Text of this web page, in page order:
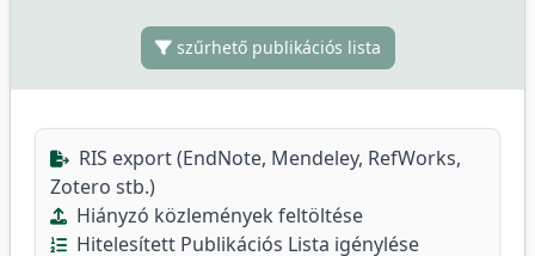
szűrhető publikációs lista
RIS export (EndNote, Mendeley, RefWorks,
Zotero stb.)
Hiányzó közlemények feltöltése
Hitelesített Publikációs Lista igénylése